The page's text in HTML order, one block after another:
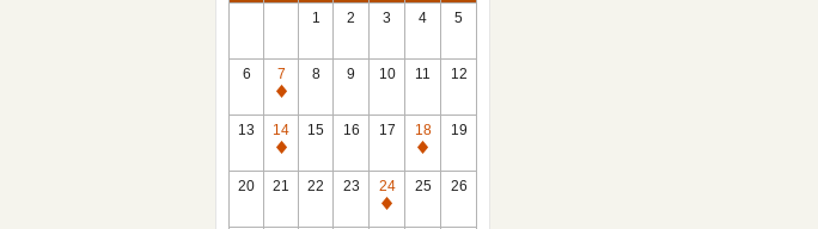
1 2 3 4 5
6
7
休
館
日
8 9 10 11 12
13
14
休
館
15 16 17
18
休
館
19
20 21 22 23
24
休
25 26